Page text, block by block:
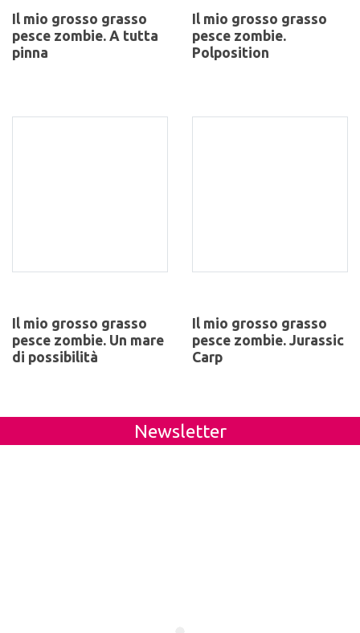
Il mio grosso grasso
pesce zombie. A tutta
pinna
Il mio grosso grasso
pesce zombie.
Polposition
Il mio grosso grasso
pesce zombie. Un mare
di possibilità
Il mio grosso grasso
pesce zombie. Jurassic
Carp
Newsletter